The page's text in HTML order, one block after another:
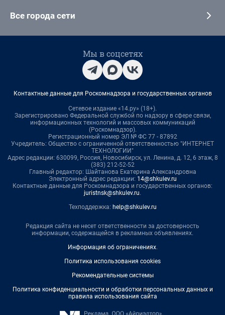
Все города сети
Мы в соцсетях
Контактные данные для Роскомнадзора и государственных органов
Сетевое издание «14.ру» (18+).
Зарегистрировано Федеральной службой по надзору в сфере связи,
информационных технологий и массовых коммуникаций
(Роскомнадзор).
Регистрационный номер ЭЛ № ФС 77 - 87892
Учредитель: Общество с ограниченной ответственностью "ИНТЕРНЕТ
ТЕХНОЛОГИИ"
Адрес редакции: 630099, Россия, Новосибирск, ул. Ленина, д. 12, 6 этаж, 8
(383) 212-52-52
Главный редактор: Шайтанова Екатерина Александровна
Электронный адрес редакции: 14@shkulev.ru
Контактные данные для Роскомнадзора и государственных органов:
juristnsk@shkulev.ru.
Техподдержка: help@shkulev.ru
Редакция сайта не несет ответственности за достоверность
информации, содержащейся в рекламных объявлениях.
Информация об ограничениях.
Политика использования cookies
Рекомендательные системы
Политика конфиденциальности и обработки персональных данных и
правила использования сайта